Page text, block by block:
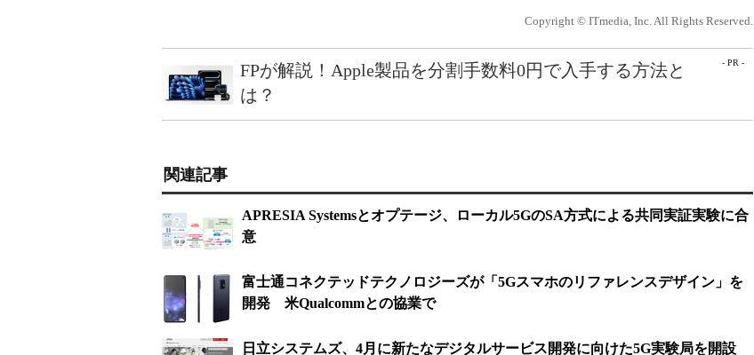
Copyright © ITmedia, Inc. All Rights Reserved.
- PR -
FPが解説！Apple製品を分割手数料0円で入手する方法と
は？
関連記事
APRESIA Systemsとオプテージ、ローカル5GのSA方式による共同実証実験に合
意
富士通コネクテッドテクノロジーズが「5Gスマホのリファレンスデザイン」を
開発 米Qualcommとの協業で
日立システムズ、4月に新たなデジタルサービス開発に向けた5G実験局を開設